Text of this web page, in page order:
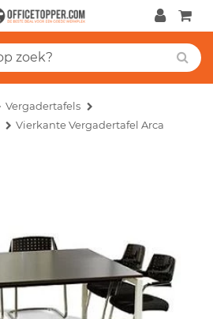
Vergadertafels
Vierkante Vergadertafel Arca